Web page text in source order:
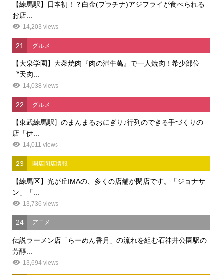
【練馬駅】日本初！？白金(プラチナ)アジフライが食べられる
お店...
14,203 views
21 グルメ
【大泉学園】大衆焼肉『肉の満牛萬』で一人焼肉！希少部位
〝天肉...
14,038 views
22 グルメ
【東武練馬駅】のまんまるおにぎり♪行列のできる手づくりの
店「伊...
14,011 views
23 開店閉店情報
【練馬区】光が丘IMAの、多くの店舗が閉店です。「ジョナサ
ン」「...
13,736 views
24 アニメ
伝説ラーメン店「らーめん香月」の流れを組む石神井公園駅の
芳醇...
13,694 views